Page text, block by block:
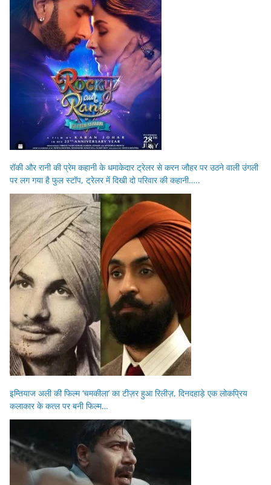
रॉकी और रानी की प्रेम कहानी के धमाकेदार ट्रेलर से करन जौहर पर उठने वाली उंगली
पर लग गया है फुल स्टॉप, ट्रेलर में दिखी दो परिवार की कहानी…..
इम्तियाज अली की फिल्म ‘चमकीला’ का टीज़र हुआ रिलीज़, दिनदहाड़े एक लोकप्रिय
कलाकार के कत्ल पर बनी फिल्म…